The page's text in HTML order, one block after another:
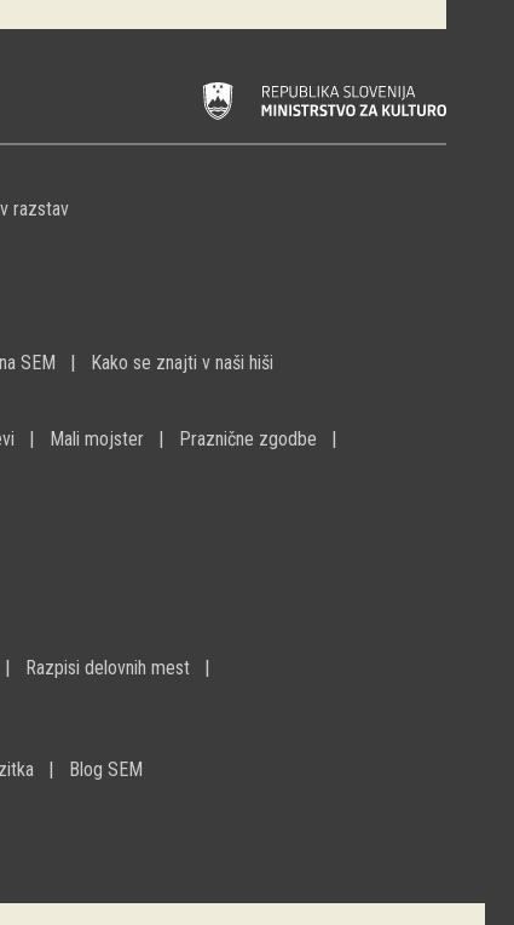
razstav
SEM Kako se znajti v naši hiši
Mali mojster
Praznične zgodbe
Razpisi delovnih mest
Blog SEM